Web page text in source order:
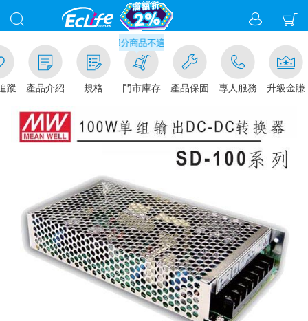
蹤 產品介紹 規格
滿千元門市取貨現折1%(部分商品不適用)-請點我看
門市庫存 產品保固 專人服務 升級金賺